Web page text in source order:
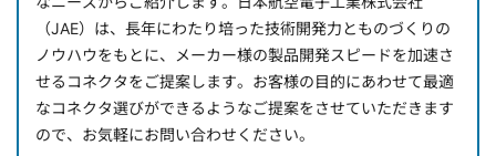
（JAE）は、長年にわたり培った技術開発力とものづくりの
ノウハウをもとに、メーカー様の製品開発スピードを加速さ
せるコネクタをご提案します。お客様の目的にあわせて最適
なコネクタ選びができるようなご提案をさせていただきます
ので、お気軽にお問い合わせください。